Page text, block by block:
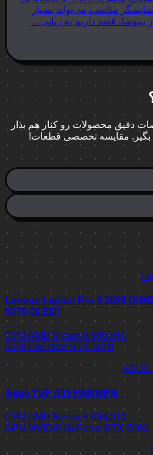
مناسب می‌تواند بسیار
بینوشا، قصد داریم به زبانی…
دقیق محصولات رو کنار هم بذار
بگیر. مقایسه تخصصی قطعات!
Lenovo Legion Pro 5 2025
5070 OLED)
CPU AMD Ryzen 9 9955HX
GPU GeForce RTX 5070
Asus TUF A16 FA608PM
CPU AMD Ryzen 9 8940HX
GPU NVIDIA GeForce RTX 5060